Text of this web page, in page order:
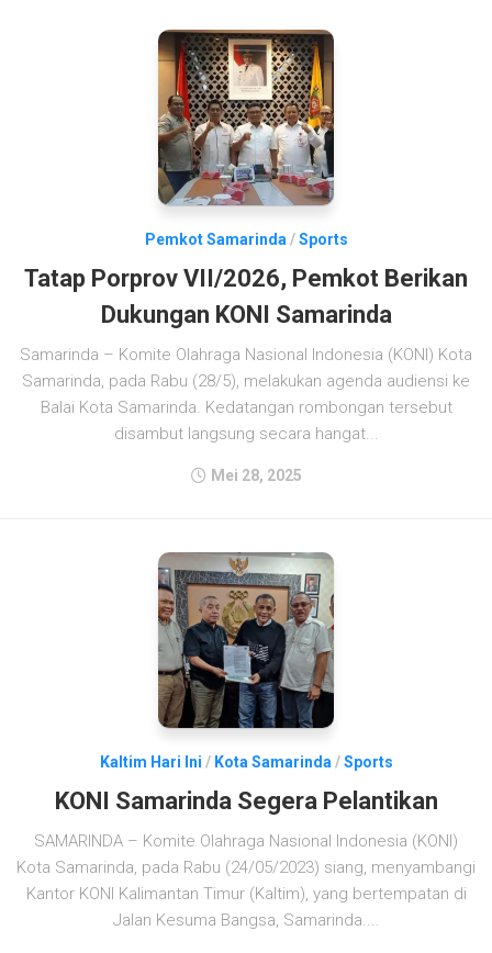
Pemkot Samarinda /Sports
Tatap Porprov VII/2026, Pemkot Berikan
Dukungan KONI Samarinda
Samarinda – Komite Olahraga Nasional Indonesia (KONI) Kota
Samarinda, pada Rabu (28/5), melakukan agenda audiensi ke
Balai Kota Samarinda. Kedatangan rombongan tersebut
disambut langsung secara hangat...
Mei 28, 2025
Kaltim Hari Ini / Kota Samarinda /Sports
KONI Samarinda Segera Pelantikan
SAMARINDA – Komite Olahraga Nasional Indonesia (KONI)
Kota Samarinda, pada Rabu (24/05/2023) siang, menyambangi
Kantor KONI Kalimantan Timur (Kaltim), yang bertempatan di
Jalan Kesuma Bangsa, Samarinda....